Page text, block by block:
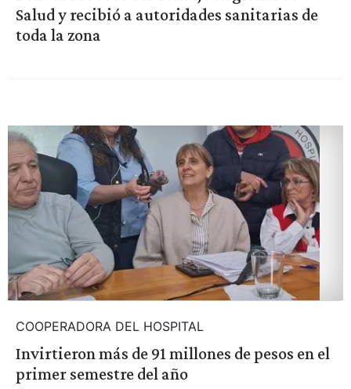
Salud y recibió a autoridades sanitarias de
toda la zona
COOPERADORA DEL HOSPITAL
Invirtieron más de 91 millones de pesos en el
primer semestre del año